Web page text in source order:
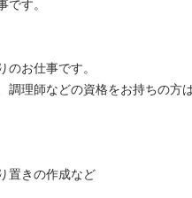
です。
のお仕事です。
調理師などの資格をお持ちの方
置きの作成など